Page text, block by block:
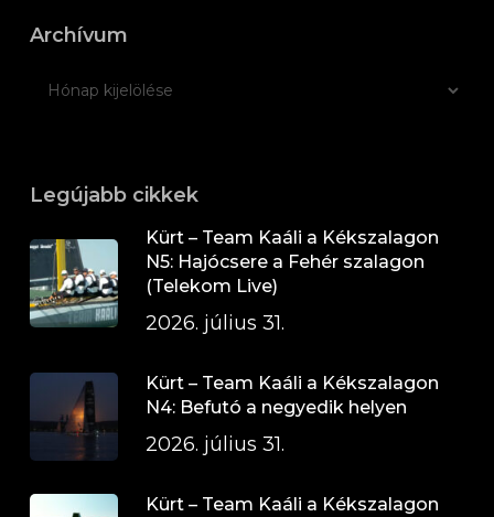
Archívum
Legújabb cikkek
Kürt – Team Kaáli a Kékszalagon
N5: Hajócsere a Fehér szalagon
(Telekom Live)
2026. július 31.
Kürt – Team Kaáli a Kékszalagon
N4: Befutó a negyedik helyen
2026. július 31.
Kürt – Team Kaáli a Kékszalagon